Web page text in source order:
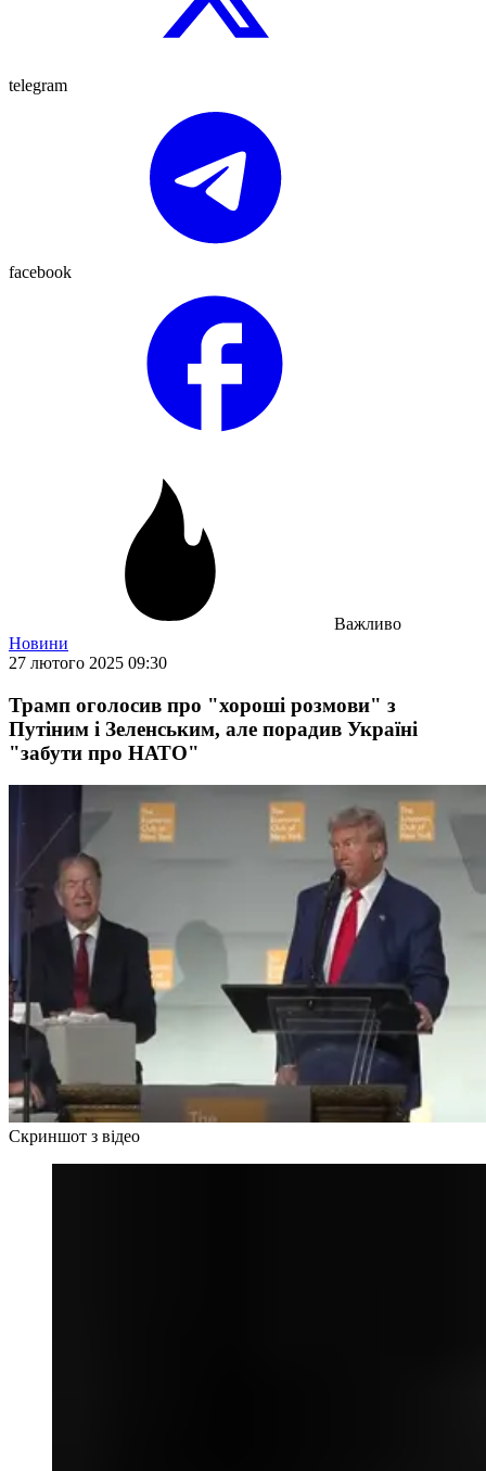
telegram
facebook
Важливо
Новини
27 лютого 2025 09:30
Трамп оголосив про "хороші розмови" з
Путіним і Зеленським, але порадив Україні
"забути про НАТО"
Скриншот з відео